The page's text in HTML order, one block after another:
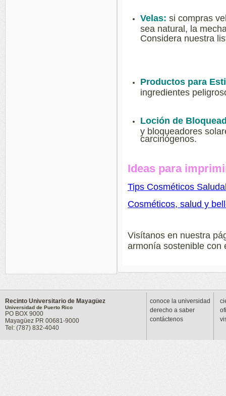
Velas: si compras
sea natural, la
Considera nuestra
Productos para
ingredientes
Loción de
y bloqueadores
carcinógenos.
Ideas para
Tips Cosméticos
Cosméticos, salud y
Visítanos en nuestra
armonía sostenible con
Recinto Universitario de Mayagüez
Universidad de Puerto Rico
PO BOX 9000
Mayagüez PR 00681-9000
Tel: (787) 832-4040
conoce la universidad
derecho a saber
contáctenos